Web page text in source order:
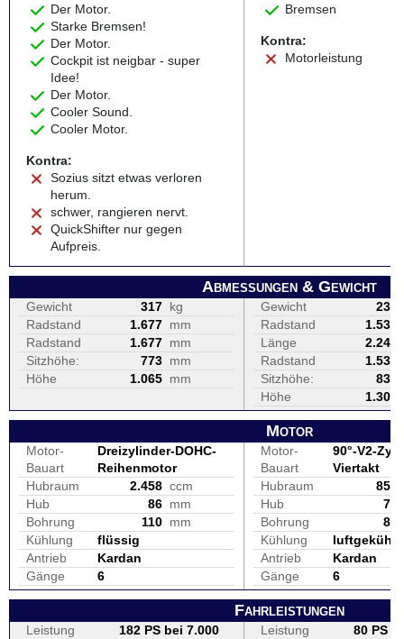
Der Motor.
Starke Bremsen!
Der Motor.
Cockpit ist neigbar - super
Idee!
Der Motor.
Cooler Sound.
Cooler Motor.
Kontra:
Sozius sitzt etwas verloren
herum.
schwer, rangieren nervt.
QuickShifter nur gegen
Aufpreis.
Bremsen
Kontra:
Motorleistung
Abmessungen & Gewicht
Gewicht 317 kg
Radstand
1.677 mm
Radstand
1.677 mm
Sitzhöhe:
773 mm
Höhe
1.065 mm
Gewicht
230
Radstand
1.530
Länge
2.240
Radstand
1.530
Sitzhöhe:
830
Höhe
1.300
Motor
Motor-
Bauart
Dreizylinder-DOHC-
Reihenmotor
Hubraum
2.458 ccm
Hub
86 mm
Bohrung
110 mm
Kühlung
flüssig
Antrieb
Kardan
Gänge
6
Motor-
Bauart
90°-V2-
Viertakt
Hubraum
853
Hub
77
Bohrung
84
Kühlung
luftgekühlt
Antrieb
Kardan
Gänge
6
Fahrleistungen
Leistung
182 PS bei 7.000
Leistung
80 PS